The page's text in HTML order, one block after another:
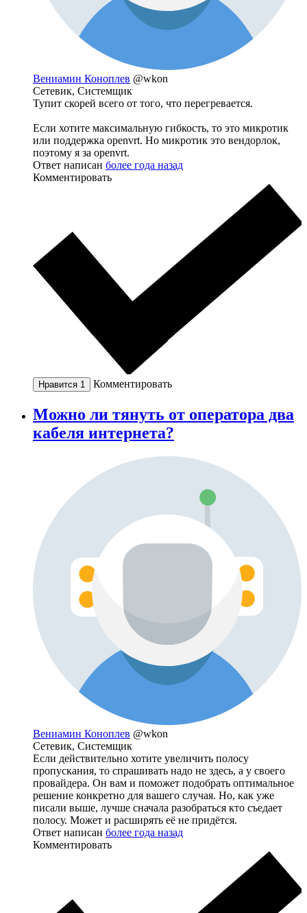
Вениамин Коноплев @wkon
Сетевик, Системщик
Тупит скорей всего от того, что перегревается.
Если хотите максимальную гибкость, то это микротик
или поддержка openvrt. Но микротик это вендорлок,
поэтому я за openvrt.
Ответ написан более года назад
Комментировать
Нравится 1 Комментировать
Можно ли тянуть от оператора два
кабеля интернета?
Вениамин Коноплев @wkon
Сетевик, Системщик
Если действительно хотите увеличить полосу
пропускания, то спрашивать надо не здесь, а у своего
провайдера. Он вам и поможет подобрать оптимальное
решение конкретно для вашего случая. Но, как уже
писали выше, лучше сначала разобраться кто съедает
полосу. Может и расширять её не придётся.
Ответ написан более года назад
Комментировать